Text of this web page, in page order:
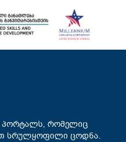
პორტალს, რომელიც
სრულყოფილი ცოდნა.